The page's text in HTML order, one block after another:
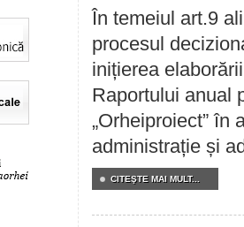
În temeiul art.9
procesul
inițierea
Raportului anual
„Orheiproiect” în
administrație și
CITEŞTE MAI MULT...